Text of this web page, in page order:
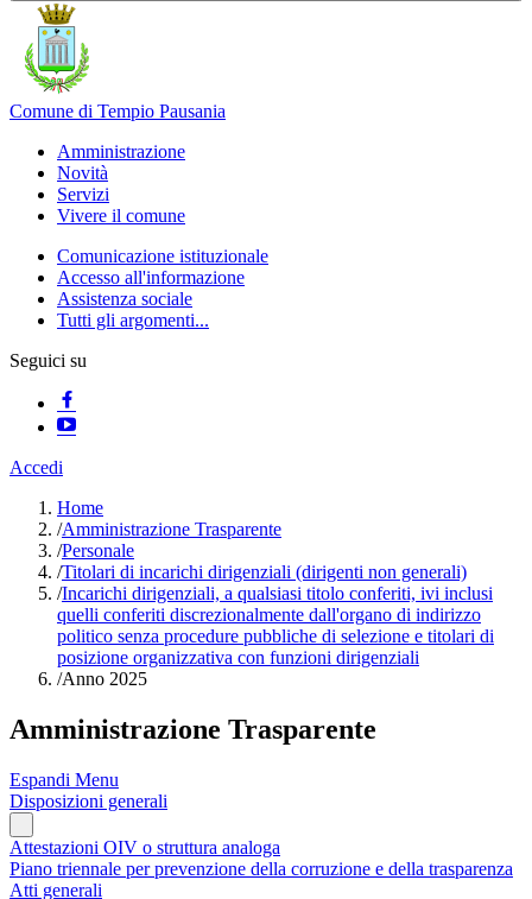
Comune di Tempio Pausania
Amministrazione
Novità
Servizi
Vivere il comune
Comunicazione istituzionale
Accesso all'informazione
Assistenza sociale
Tutti gli argomenti...
Seguici su
Accedi
Home
/Amministrazione Trasparente
/Personale
/Titolari di incarichi dirigenziali (dirigenti non generali)
/Incarichi dirigenziali, a qualsiasi titolo conferiti, ivi inclusi
quelli conferiti discrezionalmente dall'organo di indirizzo
politico senza procedure pubbliche di selezione e titolari di
posizione organizzativa con funzioni dirigenziali
/Anno 2025
Amministrazione Trasparente
Espandi Menu
Disposizioni generali
Attestazioni OIV o struttura analoga
Piano triennale per prevenzione della corruzione e della trasparenza
Atti generali